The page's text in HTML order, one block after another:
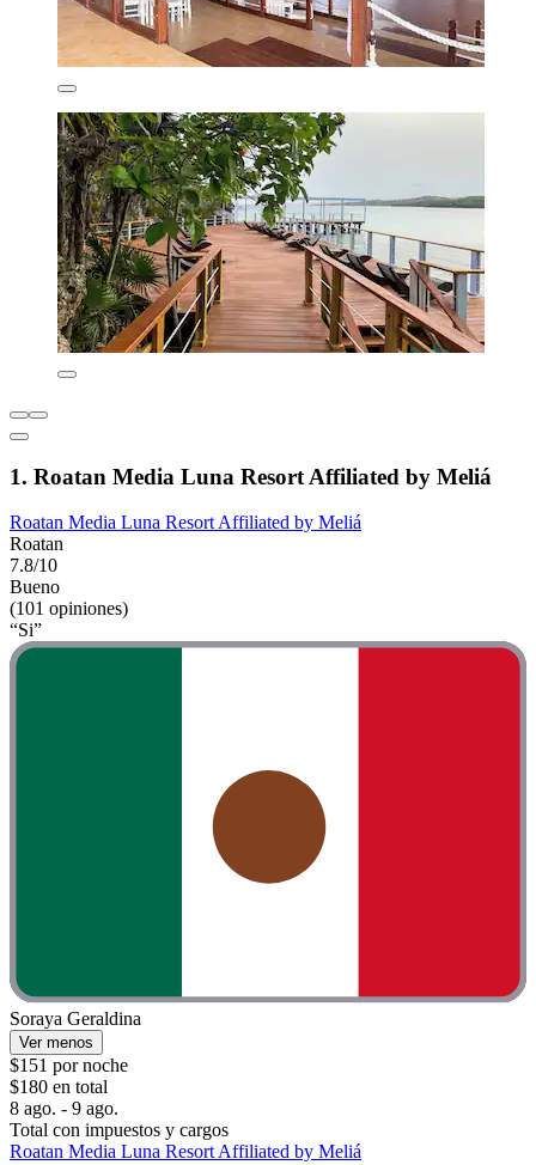
1. Roatan Media Luna Resort Affiliated by Meliá
Roatan Media Luna Resort Affiliated by Meliá
Roatan
7.8/10
Bueno
(101 opiniones)
“Si”
Soraya Geraldina
Ver menos
$151 por noche
$180 en total
8 ago. - 9 ago.
Total con impuestos y cargos
Roatan Media Luna Resort Affiliated by Meliá